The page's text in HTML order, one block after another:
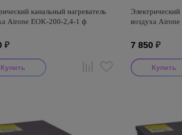
канальный нагреватель
Airone EOK-200-2,4-1 ф
₽
Электрический
воздуха
7 850₽